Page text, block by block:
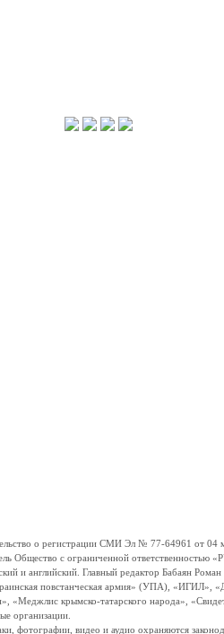
о регистрации СМИ Эл № 77-64961 от 04
Общество с ограниченной
и английский. Главный редактор Бабаян
повстанческая армия» (УПА),
крымско-татарского народа»,
организации.
фотографии, видео и аудио охраняются